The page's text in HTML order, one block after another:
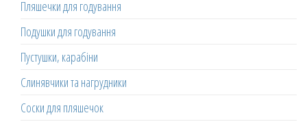
Пляшечки для годування
Подушки для годування
Пустушки, карабіни
Слинявчики та нагрудники
Соски для пляшечок